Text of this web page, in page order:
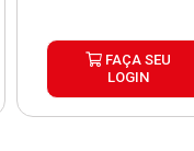
FAÇA SEU
LOGIN